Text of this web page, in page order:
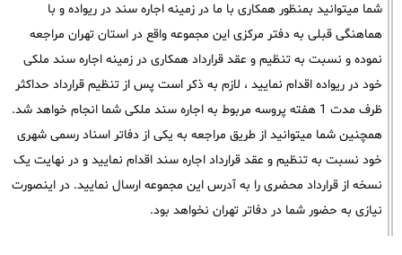
شما میتوانید بمنظور همکاری با ما در زمینه اجاره سند در ریواده و با
هماهنگی قبلی به دفتر مرکزی این مجموعه واقع در استان تهران مراجعه
نموده و نسبت به تنظیم و عقد قرارداد همکاری در زمینه اجاره سند ملکی
خود در ریواده اقدام نمایید ، لازم به ذکر است پس از تنظیم قرارداد حداکثر
ظرف مدت 1 هفته پروسه مربوط به اجاره سند ملکی شما انجام خواهد شد.
همچنین شما میتوانید از طریق مراجعه به یکی از دفاتر اسناد رسمی شهری
خود نسبت به تنظیم و عقد قرارداد اجاره سند اقدام نمایید و در نهایت یک
نسخه از قرارداد محضری را به آدرس این مجموعه ارسال نمایید. در اینصورت
نیازی به حضور شما در دفاتر تهران نخواهد بود.